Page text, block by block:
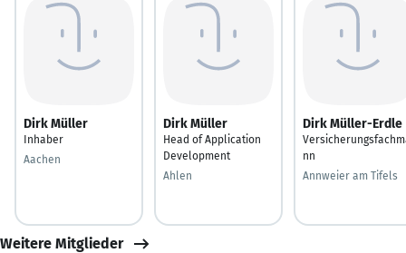
Dirk Müller
Inhaber
Aachen
Dirk Müller
Head of Application
Development
Ahlen
Dirk Müller-Erdle
nn
Annweier am Tifels
Weitere Mitglieder